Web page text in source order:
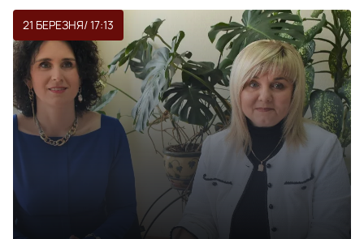
21 БЕРЕЗНЯ/ 17:13